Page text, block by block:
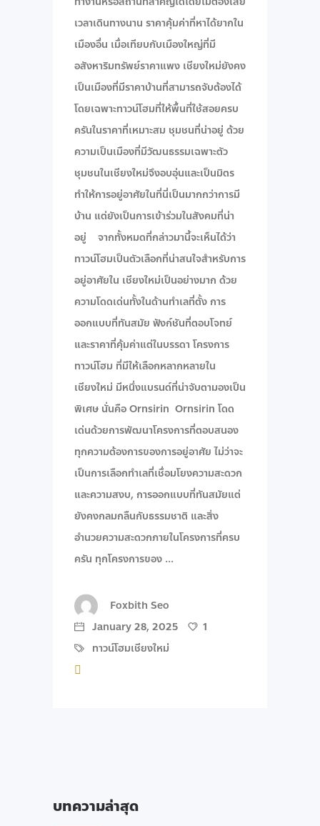
เวลาเดินทางนาน ราคาคุ้มค่าที่หาได้ยากใน
เมืองอื่น เมื่อเทียบกับเมืองใหญ่ที่มี
อสังหาริมทรัพย์ราคาแพง เชียงใหม่ยังคง
เป็นเมืองที่มีราคาบ้านที่สามารถจับต้องได้
โดยเฉพาะทาวน์โฮมที่ให้พื้นที่ใช้สอยครบ
ครันในราคาที่เหมาะสม ชุมชนที่น่าอยู่ ด้วย
ความเป็นเมืองที่มีวัฒนธรรมเฉพาะตัว
ชุมชนในเชียงใหม่จึงอบอุ่นและเป็นมิตร
ทำให้การอยู่อาศัยในที่นี่เป็นมากกว่าการมี
บ้าน แต่ยังเป็นการเข้าร่วมในสังคมที่น่า
อยู่ จากทั้งหมดที่กล่าวมานี้จะเห็นได้ว่า
ทาวน์โฮมเป็นตัวเลือกที่น่าสนใจสำหรับการ
อยู่อาศัยใน เชียงใหม่เป็นอย่างมาก ด้วย
ความโดดเด่นทั้งในด้านทำเลที่ตั้ง การ
ออกแบบที่ทันสมัย ฟังก์ชันที่ตอบโจทย์
และราคาที่คุ้มค่าแต่ในบรรดา โครงการ
ทาวน์โฮม ที่มีให้เลือกหลากหลายใน
เชียงใหม่ มีหนึ่งแบรนด์ที่น่าจับตามองเป็น
พิเศษ นั่นคือ Ornsirin Ornsirin โดด
เด่นด้วยการพัฒนาโครงการที่ตอบสนอง
ทุกความต้องการของการอยู่อาศัย ไม่ว่าจะ
เป็นการเลือกทำเลที่เชื่อมโยงความสะดวก
และความสงบ, การออกแบบที่ทันสมัยแต่
ยังคงกลมกลืนกับธรรมชาติ และสิ่ง
อำนวยความสะดวกภายในโครงการที่ครบ
ครัน ทุกโครงการของ
Foxbith Seo
January 28, 2025
1
ทาวน์โฮมเชียงใหม่
บทความล่าสุด